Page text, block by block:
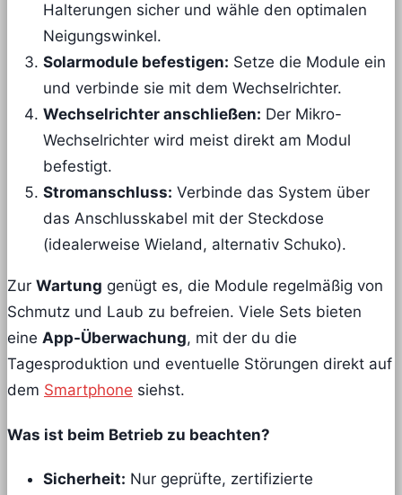
Halterungen sicher und wähle den optimalen
Neigungswinkel.
Solarmodule befestigen: Setze die Module ein
und verbinde sie mit dem Wechselrichter.
Wechselrichter anschließen: Der Mikro-
Wechselrichter wird meist direkt am Modul
befestigt.
Stromanschluss: Verbinde das System über
das Anschlusskabel mit der Steckdose
(idealerweise Wieland, alternativ Schuko).
Zur Wartung genügt es, die Module regelmäßig von
Schmutz und Laub zu befreien. Viele Sets bieten
eine App-Überwachung, mit der du die
Tagesproduktion und eventuelle Störungen direkt auf
dem Smartphone siehst.
Was ist beim Betrieb zu beachten?
Sicherheit: Nur geprüfte, zertifizierte